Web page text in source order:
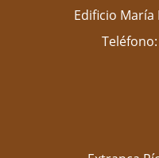
Edificio María